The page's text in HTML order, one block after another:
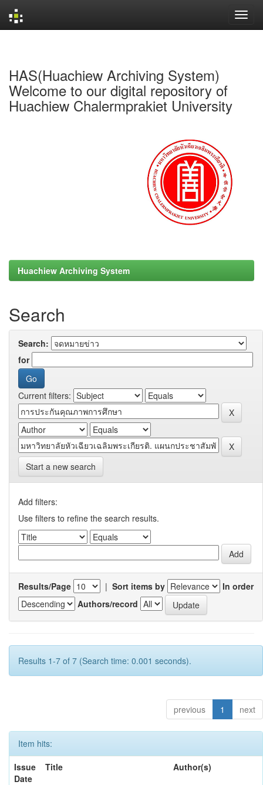
HAS(Huachiew Archiving System)
Welcome to our digital repository of
Huachiew Chalermprakiet University
Huachiew Archiving System
Search
Search:
for
Current filters:
Start a new search
Add filters:
Use filters to refine the search results.
Results/Page | Sort items by
In order
Authors/record
Results 1-7 of 7 (Search time: 0.001 seconds).
previous 1 next
Item hits:
Issue
Date
Title Author(s)